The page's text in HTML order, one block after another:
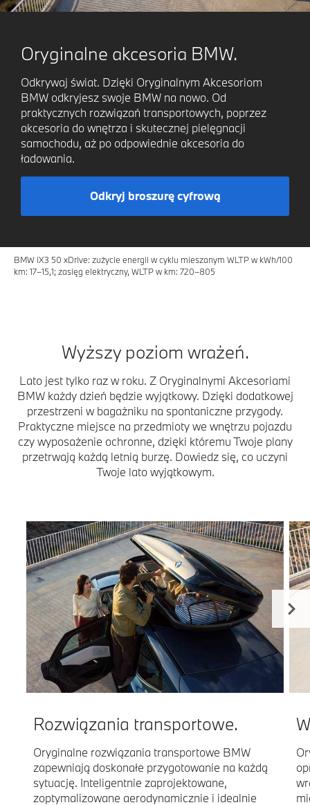
Oryginalne akcesoria BMW.
Odkrywaj świat. Dzięki Oryginalnym Akcesoriom
BMW odkryjesz swoje BMW na nowo. Od
praktycznych rozwiązań transportowych, poprzez
akcesoria do wnętrza i skutecznej pielęgnacji
samochodu, aż po odpowiednie akcesoria do
ładowania.
Odkryj broszurę cyfrową
BMW iX3 50 xDrive: zużycie energii w cyklu mieszanym WLTP w kWh/100
km: 17–15,1; zasięg elektryczny, WLTP w km: 720–805
Wyższy poziom wrażeń.
Lato jest tylko raz w roku. Z Oryginalnymi Akcesoriami
BMW każdy dzień będzie wyjątkowy. Dzięki dodatkowej
przestrzeni w bagażniku na spontaniczne przygody.
Praktyczne miejsce na przedmioty we wnętrzu pojazdu
czy wyposażenie ochronne, dzięki któremu Twoje plany
przetrwają każdą letnią burzę. Dowiedz się, co uczyni
Twoje lato wyjątkowym.
Rozwiązania transportowe.
Oryginalne rozwiązania transportowe BMW
zapewniają doskonałe przygotowanie na każdą
sytuację. Inteligentnie zaprojektowane,
zoptymalizowane aerodynamicznie i idealnie